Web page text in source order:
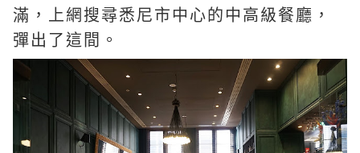
滿，上網搜尋悉尼市中心的中高級餐廳，
彈出了這間。